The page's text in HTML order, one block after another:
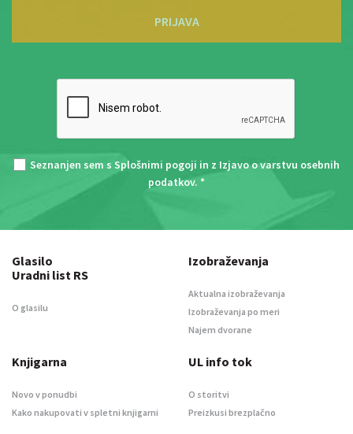
PRIJAVA
Seznanjen sem s Splošnimi pogoji in z Izjavo o varstvu osebnih
podatkov. *
Glasilo
Uradni list RS
O glasilu
Izobraževanja
Aktualna izobraževanja
Izobraževanja po meri
Najem dvorane
Knjigarna
Novo v ponudbi
Kako nakupovati v spletni knjigarni
UL info tok
O storitvi
Preizkusi brezplačno